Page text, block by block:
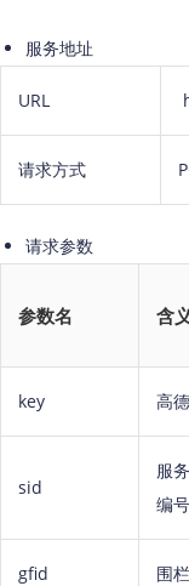
服务地址
URL
请求方式
请求参数
参数名 含
key 高
sid
服
编号
gfid 围